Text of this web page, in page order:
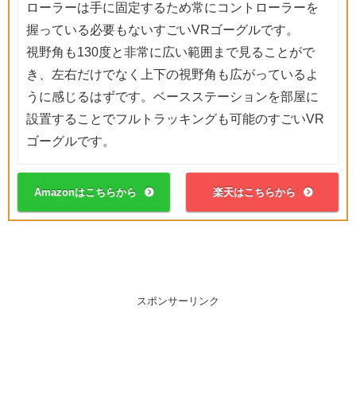
ローラーは手に固定するため常にコントローラーを
握っている必要もないすごいVRゴーグルです。
視野角も130度と非常に広い範囲まで見ることがで
き、左右だけでなく上下の視野角も広がっているよ
うに感じるはずです。ベースステーションを部屋に
設置することでフルトラッキングも可能のすごいVR
ゴーグルです。
Amazonはこちらから 楽天はこちらから
スポンサーリンク